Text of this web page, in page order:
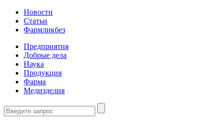
Новости
Статьи
Фармликбез
Предприятия
Добрые дела
Наука
Продукция
Фарма
Медизделия